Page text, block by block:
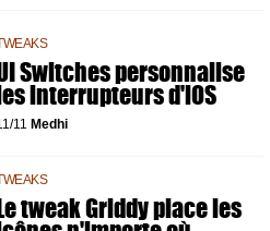
Switches personnalise
interrupteurs d'iOS
11 Medhi
tweak Griddy place les